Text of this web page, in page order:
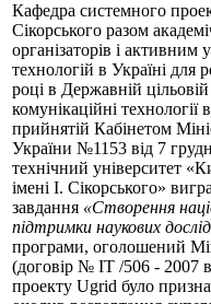
Кафедра системного
Сікорського разом
організаторів і активним
технологій в Україні
році в Державній
комунікаційні технології
прийнятій Кабінетом
України №1153 від 7
технічний університет
імені І. Сікорського»
завдання «Створення
підтримки наукових
програми, оголошений
(договір № ІТ /506 - 2007
проекту Ugrid було